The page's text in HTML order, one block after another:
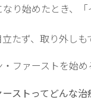
り始めたとき、
たず、取り外し
ファーストを始
ストってどんな治